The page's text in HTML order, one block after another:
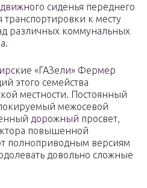
сиденья переднего
транспортировки к месту
различных коммунальных
«ГАЗели» Фермер
этого семейства
местности. Постоянный
межосевой
дорожный просвет,
повышенной
полноприводным версиям
довольно сложные